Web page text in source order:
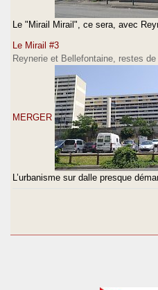
Le "Mirail Mirail", ce sera, avec
Le Mirail #3
Reynerie et Bellefontaine, restes de
MERGER
L’urbanisme sur dalle presque